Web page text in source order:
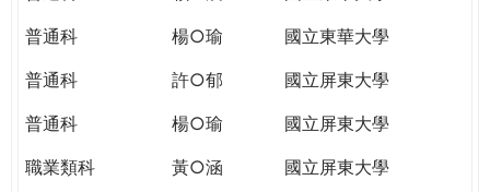
GLOBAL
CITIZENSHIP
普通科
楊○瑜
國立東華大學
普通科
許○郁
國立屏東大學
普通科
楊○瑜
國立屏東大學
職業類科
黃○涵
國立屏東大學